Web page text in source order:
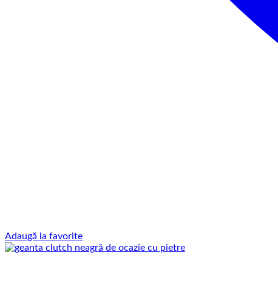
Adaugă la favorite